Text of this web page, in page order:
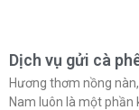
Dịch vụ gửi cà
Hương thơm nồng
Nam luôn là một phần